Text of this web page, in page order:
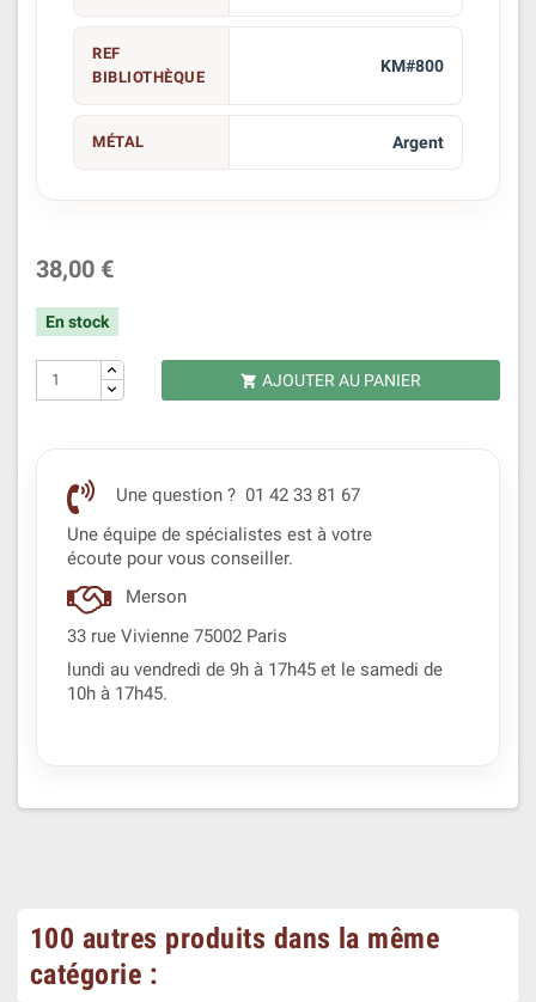
REF
BIBLIOTHÈQUE
KM#800
MÉTAL Argent
38,00 €
En stock
 AJOUTER AU PANIER
Une question ? 01 42 33 81 67
Une équipe de spécialistes est à votre
écoute pour vous conseiller.
Merson
33 rue Vivienne 75002 Paris
lundi au vendredi de 9h à 17h45 et le samedi de
10h à 17h45.
100 autres produits dans la même
catégorie :